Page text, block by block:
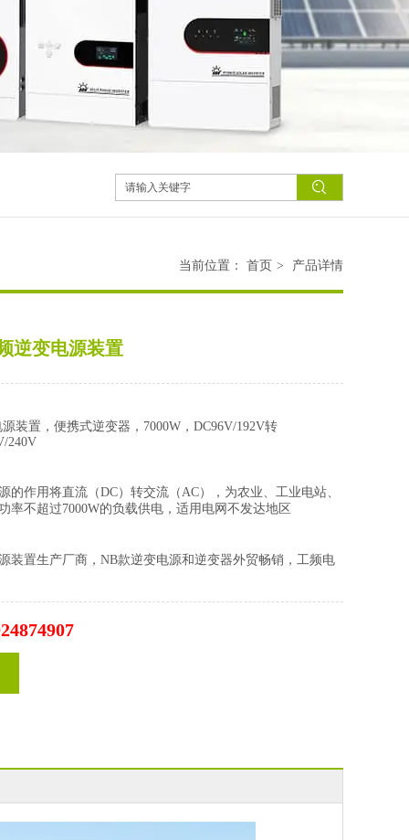
当前位置： 首页 > 产品详情
装置，便携式逆变器，7000W，DC96V/192V转
240V
的作用将直流（DC）转交流（AC），为农业、工业电站、
率不超过7000W的负载供电，适用电网不发达地区
装置生产厂商，NB款逆变电源和逆变器外贸畅销，工频电
逆变电源装置